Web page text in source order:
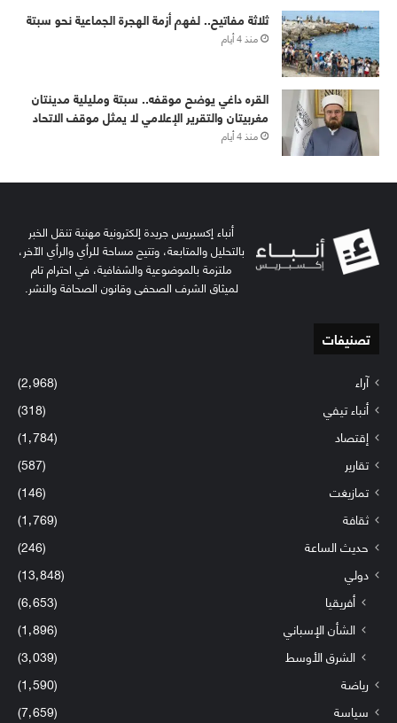
ثلاثة مفاتيح.. لفهم أزمة الهجرة الجماعية نحو سبتة
منذ 4 أيام
القره داغي يوضح موقفه.. سبتة ومليلية مدينتان
مغربيتان والتقرير الإعلامي لا يمثل موقف الاتحاد
منذ 4 أيام
أنباء إكسبريس جريدة إلكترونية مهنية تنقل الخبر
بالتحليل والمتابعة، وتتيح مساحة للرأي والرأي الآخر،
ملتزمة بالموضوعية والشفافية، في احترام تام
لميثاق الشرف الصحفي وقانون الصحافة والنشر.
تصنيفات
آراء
(2٬968)
أنباء تيفي
(318)
إقتصاد
(1٬784)
تقارير
(587)
تمازيغت
(146)
ثقافة
(1٬769)
حديث الساعة
(246)
دولي
(13٬848)
أفريقيا
(6٬653)
الشأن الإسباني
(1٬896)
الشرق الأوسط
(3٬039)
رياضة
(1٬590)
سياسة
(7٬659)